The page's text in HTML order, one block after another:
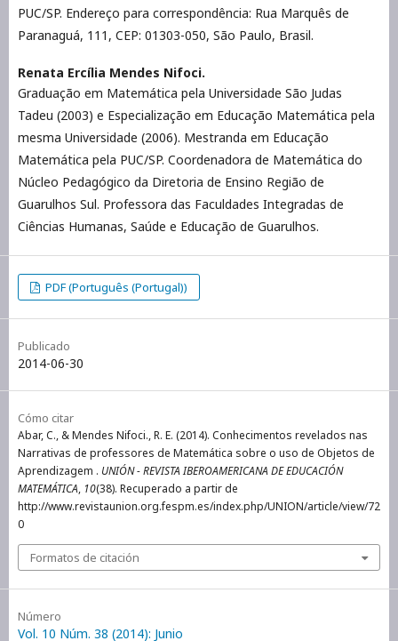
PUC/SP. Endereço para correspondência: Rua Marquês de
Paranaguá, 111, CEP: 01303-050, São Paulo, Brasil.
Renata Ercília Mendes Nifoci.
Graduação em Matemática pela Universidade São Judas
Tadeu (2003) e Especialização em Educação Matemática pela
mesma Universidade (2006). Mestranda em Educação
Matemática pela PUC/SP. Coordenadora de Matemática do
Núcleo Pedagógico da Diretoria de Ensino Região de
Guarulhos Sul. Professora das Faculdades Integradas de
Ciências Humanas, Saúde e Educação de Guarulhos.
PDF (Português (Portugal))
Publicado
2014-06-30
Cómo citar
Abar, C., & Mendes Nifoci., R. E. (2014). Conhecimentos revelados nas
Narrativas de professores de Matemática sobre o uso de Objetos de
Aprendizagem . UNIÓN - REVISTA IBEROAMERICANA DE EDUCACIÓN
MATEMÁTICA, 10(38). Recuperado a partir de
http://www.revistaunion.org.fespm.es/index.php/UNION/article/view/72
0
Formatos de citación
Número
Vol. 10 Núm. 38 (2014): Junio